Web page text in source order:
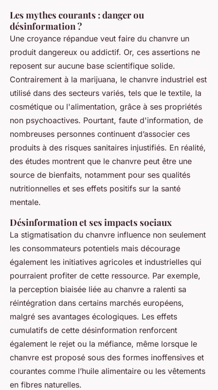
Les mythes courants : danger ou
désinformation ?
Une croyance répandue veut faire du chanvre un
produit dangereux ou addictif. Or, ces assertions ne
reposent sur aucune base scientifique solide.
Contrairement à la marijuana, le chanvre industriel est
utilisé dans des secteurs variés, tels que le textile, la
cosmétique ou l'alimentation, grâce à ses propriétés
non psychoactives. Pourtant, faute d'information, de
nombreuses personnes continuent d’associer ces
produits à des risques sanitaires injustifiés. En réalité,
des études montrent que le chanvre peut être une
source de bienfaits, notamment pour ses qualités
nutritionnelles et ses effets positifs sur la santé
mentale.
Désinformation et ses impacts sociaux
La stigmatisation du chanvre influence non seulement
les consommateurs potentiels mais décourage
également les initiatives agricoles et industrielles qui
pourraient profiter de cette ressource. Par exemple,
la perception biaisée liée au chanvre a ralenti sa
réintégration dans certains marchés européens,
malgré ses avantages écologiques. Les effets
cumulatifs de cette désinformation renforcent
également le rejet ou la méfiance, même lorsque le
chanvre est proposé sous des formes inoffensives et
courantes comme l’huile alimentaire ou les vêtements
en fibres naturelles.